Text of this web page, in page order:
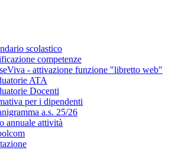
scolastico
competenze
- attivazione funzione "libretto web"
ATA
Docenti
per i dipendenti
a.s. 25/26
annuale attività